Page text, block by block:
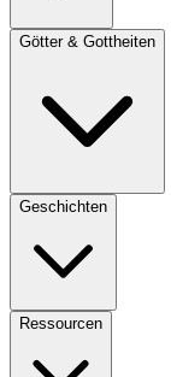
Götter & Gottheiten
Geschichten
Ressourcen